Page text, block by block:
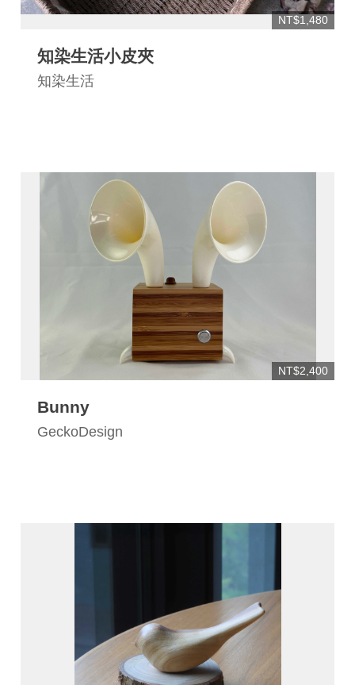
連
NT$1,480
知染生活小皮夾
知染生活
NT$2,400
Bunny
GeckoDesign